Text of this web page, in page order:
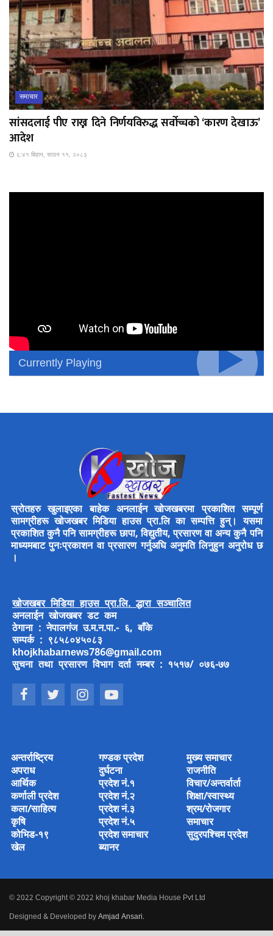
समाचार
सांसदलाई पीए राख्न दिने निर्णयविरुद्ध सर्वोच्चको ‘कारण देखाऊ’
आदेश
६:४१ बिहान, साउन ११, २०८३
Currently Playing
स्रोतहरु खुलाइएका बाहेक अनलाईन खोजखबरमा प्रकाशित सम्पूर्ण
सामग्रीहरू खोजखबर मिडिया हाउस प्रा.लि का सम्पत्ति हुन्। यसमा
प्रकाशित कुनै पनि सामग्रीहरू छापा, विद्युतीय, प्रसारण वा अन्य कुनै पनि
माध्यमबाट पुनःप्रकाशन वा प्रसारण गर्नुअघि अनुमति लिनुहुन अनुरोध छ
।
खोजखबर मिडिया हाउस प्रा.लि. द्धारा सञ्चालित
अनलाईन खोजखबर डट कम
ठेगाना : नेपालगंज उ.म.न.पा.- ६, बाँके
सम्पर्क : ९८५८०४५०८३
khojkhabarnews786@gmail.com
सुचना तथा प्रसारण विभाग दर्ता नम्बर : १५१७/ ०७६-७७
अन्तर्राष्ट्रिय
अपराध
आर्थिक
कर्णाली प्रदेश
कला/साहित्य
कृषि
कोभिड-१९
खेल
गण्डक प्रदेश
दुर्घटना
प्रदेश नं.१
प्रदेश नं.२
प्रदेश नं.३
प्रदेश नं.५
प्रदेश समाचार
ब्यानर
मुख्य समाचार
राजनीति
विचार/अन्तर्वार्ता
शिक्षा/स्वास्थ्य
श्रम/रोजगार
समाचार
सुदुरपश्चिम प्रदेश
© 2022 Copyright © 2022 khoj khabar Media House Pvt Ltd
Designed & Developed byAmjad Ansari.